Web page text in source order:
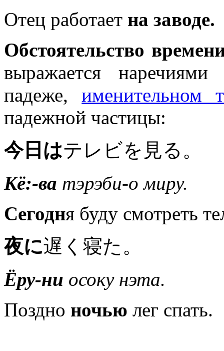
Отец работает на заводе.
Обстоятельство
выражается
падеже,именительном
падежной частицы:
今日はテレビを見る。
Кё:-ва тэрэби-о миру.
Сегодня буду смотреть
夜に遅く寝た。
Ёру-ни осоку нэта.
Поздно ночью лег спать.